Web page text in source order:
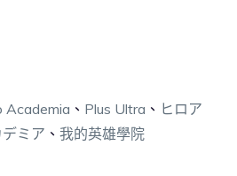
Academia 、 Plus Ultra 、 ヒロア
ミア 、 我的英雄學院